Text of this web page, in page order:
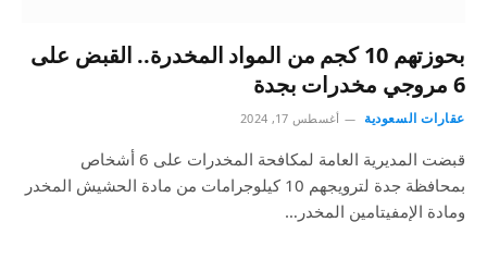
بحوزتهم 10 كجم من المواد المخدرة.. القبض على
6 مروجي مخدرات بجدة
عقارات السعودية أغسطس 17, 2024
قبضت المديرية العامة لمكافحة المخدرات على 6 أشخاص
بمحافظة جدة لترويجهم 10 كيلوجرامات من مادة الحشيش المخدر
ومادة الإمفيتامين المخدر…